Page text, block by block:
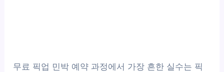
무료 픽업 민박 예약 과정에서 가장 흔한 실수는 픽